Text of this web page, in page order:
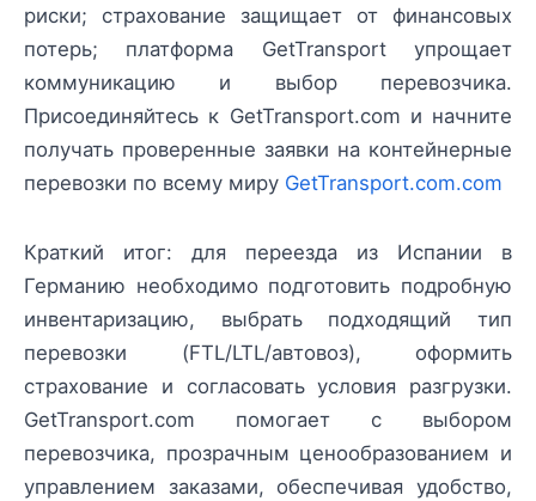
риски; страхование защищает от финансовых
потерь; платформа GetTransport упрощает
коммуникацию и выбор перевозчика.
Присоединяйтесь к GetTransport.com и начните
получать проверенные заявки на контейнерные
перевозки по всему миру GetTransport.com.com
Краткий итог: для переезда из Испании в
Германию необходимо подготовить подробную
инвентаризацию, выбрать подходящий тип
перевозки (FTL/LTL/автовоз), оформить
страхование и согласовать условия разгрузки.
GetTransport.com помогает с выбором
перевозчика, прозрачным ценообразованием и
управлением заказами, обеспечивая удобство,